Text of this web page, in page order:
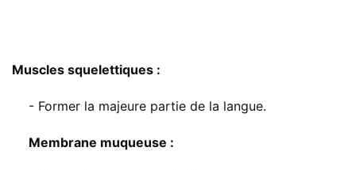
Muscles squelettiques :
- Former la majeure partie de la langue.
Membrane muqueuse :